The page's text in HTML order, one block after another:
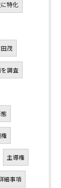
特化
茂
調査
主導権
細事項